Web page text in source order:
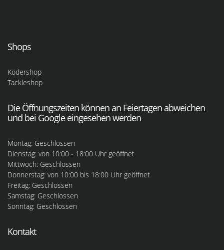
Shops
Ködershop
Tackleshop
Die Öffnungszeiten können an Feiertagen abweichen
und bei Google eingesehen werden
Montag: Geschlossen
Dienstag: von 10:00 - 18:00 Uhr geöffnet
Mittwoch: Geschlossen
Donnerstag: von 10:00 bis 18:00 Uhr geöffnet
Freitag: Geschlossen
Samstag: Geschlossen
Sonntag: Geschlossen
Kontakt